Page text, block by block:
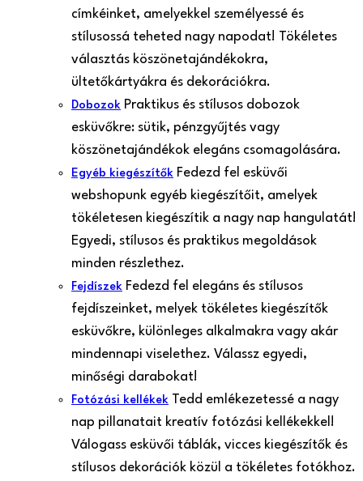
címkéinket, amelyekkel személyessé és
stílusossá teheted nagy napodat! Tökéletes
választás köszönetajándékokra,
ültetőkártyákra és dekorációkra.
Dobozok Praktikus és stílusos dobozok
esküvőkre: sütik, pénzgyűjtés vagy
köszönetajándékok elegáns csomagolására.
Egyéb kiegészítők Fedezd fel esküvői
webshopunk egyéb kiegészítőit, amelyek
tökéletesen kiegészítik a nagy nap hangulatát!
Egyedi, stílusos és praktikus megoldások
minden részlethez.
Fejdíszek Fedezd fel elegáns és stílusos
fejdíszeinket, melyek tökéletes kiegészítők
esküvőkre, különleges alkalmakra vagy akár
mindennapi viselethez. Válassz egyedi,
minőségi darabokat!
Fotózási kellékek Tedd emlékezetessé a nagy
nap pillanatait kreatív fotózási kellékekkel!
Válogass esküvői táblák, vicces kiegészítők és
stílusos dekorációk közül a tökéletes fotókhoz.